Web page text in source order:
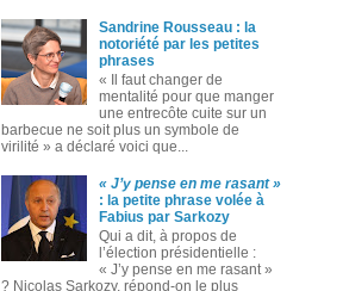
Sandrine Rousseau : la
notoriété par les petites
phrases
« Il faut changer de
mentalité pour que manger
une entrecôte cuite sur un
barbecue ne soit plus un symbole de
virilité » a déclaré voici que...
« J’y pense en me rasant »
: la petite phrase volée à
Fabius par Sarkozy
Qui a dit, à propos de
l’élection présidentielle :
« J’y pense en me rasant »
? Nicolas Sarkozy, répond-on le plus